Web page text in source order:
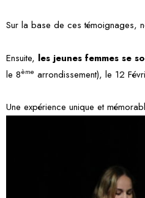
Sur la base de ces témoignages,
Ensuite, les jeunes femmes se
le 8ème arrondissement), le 12
Une expérience unique et